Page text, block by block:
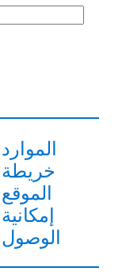
الموارد
خريطة
الموقع
إمكانية
الوصول